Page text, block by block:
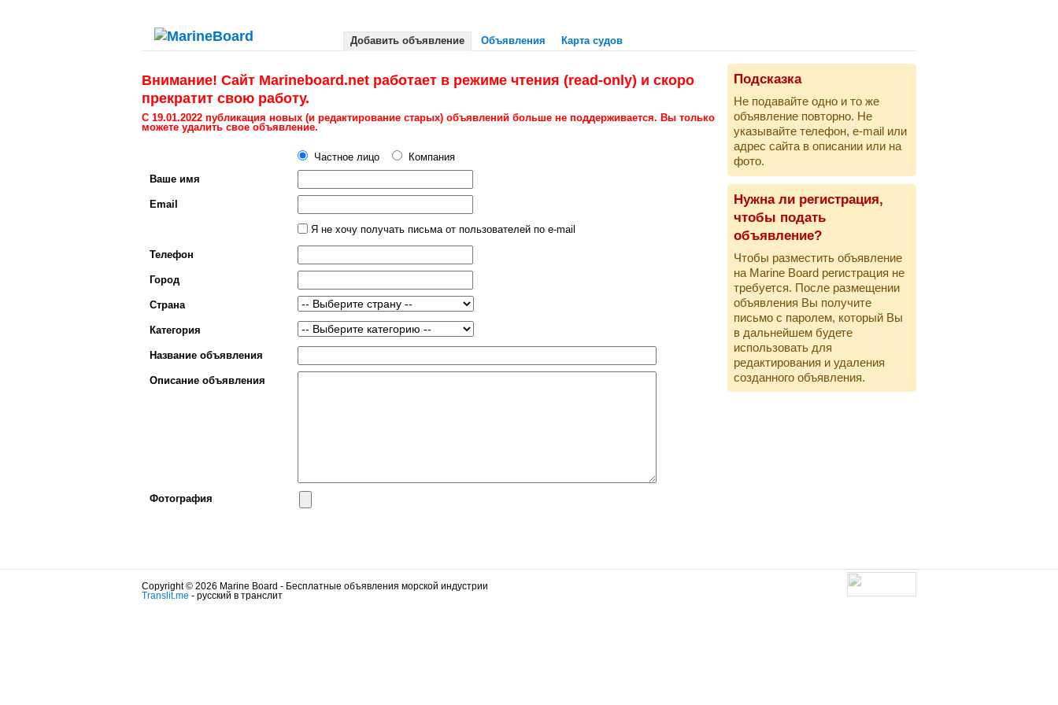
Добавить объявление Объявления Карта судов
Внимание! Сайт Marineboard.net работает в режиме чтения (read-only) и скоро
прекратит свою работу.
С 19.01.2022 публикация новых (и редактирование старых) объявлений больше не поддерживается. Вы только
можете удалить свое объявление.
Частное лицо
Компания
Ваше имя
Email
Я не хочу получать письма от пользователей по e-mail
Телефон
Город
Страна
Категория
Название объявления
Описание объявления
Фотография
Подсказка
Не подавайте одно и то же
объявление повторно. Не
указывайте телефон, e-mail или
адрес сайта в описании или на
фото.
Нужна ли регистрация,
чтобы подать
объявление?
Чтобы разместить объявление
на Marine Board регистрация не
требуется. После размещении
объявления Вы получите
письмо с паролем, который Вы
в дальнейшем будете
использовать для
редактирования и удаления
созданного объявления.
Copyright © 2026 Marine Board - Бесплатные объявления морской индустрии
Translit.me - русский в транслит